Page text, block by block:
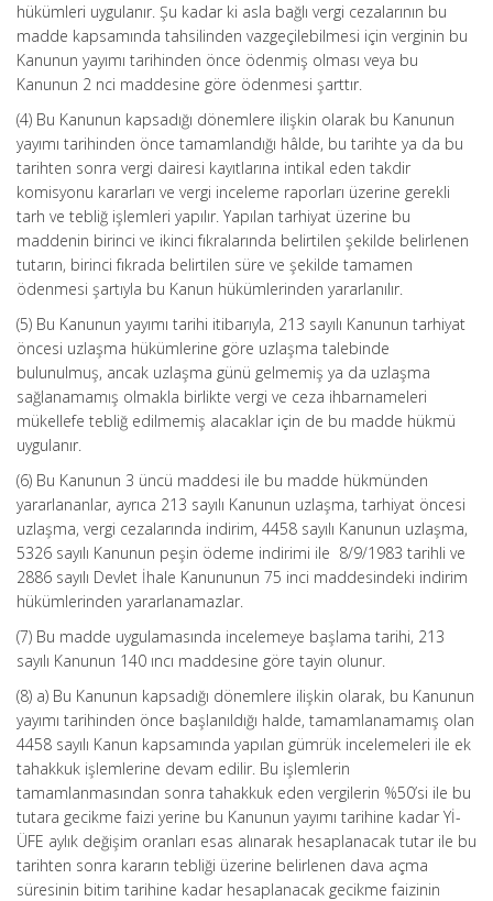
hükümleri uygulanır. Şu kadar ki asla bağlı vergi cezalarının bu
madde kapsamında tahsilinden vazgeçilebilmesi için verginin bu
Kanunun yayımı tarihinden önce ödenmiş olması veya bu
Kanunun 2 nci maddesine göre ödenmesi şarttır.
(4) Bu Kanunun kapsadığı dönemlere ilişkin olarak bu Kanunun
yayımı tarihinden önce tamamlandığı hâlde, bu tarihte ya da bu
tarihten sonra vergi dairesi kayıtlarına intikal eden takdir
komisyonu kararları ve vergi inceleme raporları üzerine gerekli
tarh ve tebliğ işlemleri yapılır. Yapılan tarhiyat üzerine bu
maddenin birinci ve ikinci fıkralarında belirtilen şekilde belirlenen
tutarın, birinci fıkrada belirtilen süre ve şekilde tamamen
ödenmesi şartıyla bu Kanun hükümlerinden yararlanılır.
(5) Bu Kanunun yayımı tarihi itibarıyla, 213 sayılı Kanunun tarhiyat
öncesi uzlaşma hükümlerine göre uzlaşma talebinde
bulunulmuş, ancak uzlaşma günü gelmemiş ya da uzlaşma
sağlanamamış olmakla birlikte vergi ve ceza ihbarnameleri
mükellefe tebliğ edilmemiş alacaklar için de bu madde hükmü
uygulanır.
(6) Bu Kanunun 3 üncü maddesi ile bu madde hükmünden
yararlananlar, ayrıca 213 sayılı Kanunun uzlaşma, tarhiyat öncesi
uzlaşma, vergi cezalarında indirim, 4458 sayılı Kanunun uzlaşma,
5326 sayılı Kanunun peşin ödeme indirimi ile 8/9/1983 tarihli ve
2886 sayılı Devlet İhale Kanununun 75 inci maddesindeki indirim
hükümlerinden yararlanamazlar.
(7) Bu madde uygulamasında incelemeye başlama tarihi, 213
sayılı Kanunun 140 ıncı maddesine göre tayin olunur.
(8) a) Bu Kanunun kapsadığı dönemlere ilişkin olarak, bu Kanunun
yayımı tarihinden önce başlanıldığı halde, tamamlanamamış olan
4458 sayılı Kanun kapsamında yapılan gümrük incelemeleri ile ek
tahakkuk işlemlerine devam edilir. Bu işlemlerin
tamamlanmasından sonra tahakkuk eden vergilerin %50’si ile bu
tutara gecikme faizi yerine bu Kanunun yayımı tarihine kadar Yİ-
ÜFE aylık değişim oranları esas alınarak hesaplanacak tutar ile bu
tarihten sonra kararın tebliği üzerine belirlenen dava açma
süresinin bitim tarihine kadar hesaplanacak gecikme faizinin